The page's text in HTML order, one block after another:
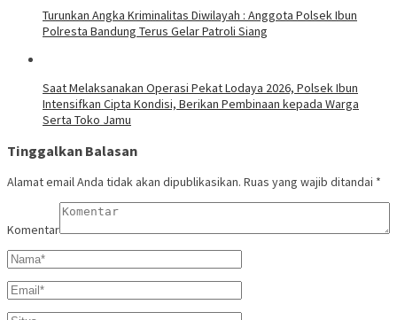
Turunkan Angka Kriminalitas Diwilayah : Anggota Polsek Ibun
Polresta Bandung Terus Gelar Patroli Siang
Saat Melaksanakan Operasi Pekat Lodaya 2026, Polsek Ibun
Intensifkan Cipta Kondisi, Berikan Pembinaan kepada Warga
Serta Toko Jamu
Tinggalkan Balasan
Alamat email Anda tidak akan dipublikasikan. Ruas yang wajib ditandai *
Komentar